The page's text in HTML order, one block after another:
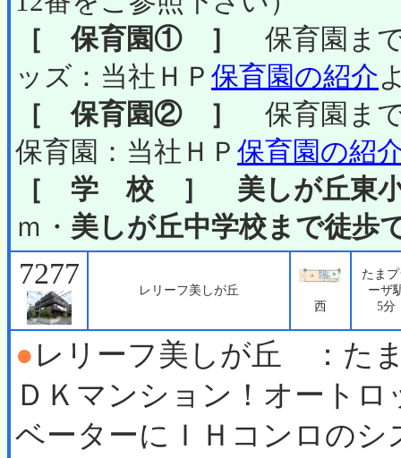
［ 保育園① ］
保育園ま
ッズ：当社ＨＰ 保育園の紹介
［ 保育園② ］
保育園ま
保育園：当社ＨＰ 保育園の紹
［ 学 校 ］
美しが丘東
ｍ・ 美しが丘中学校まで徒歩
7277
レリーフ美しが丘
西
たま
ーザ
5分
● レリーフ美しが丘 ：た
ＤＫマンション！オート
ベーターにＩＨコンロの